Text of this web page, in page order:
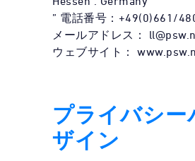
” 電話番号：+49(0)661/
メールアドレス：
ウェブサイト：
プライバシー
ザイン